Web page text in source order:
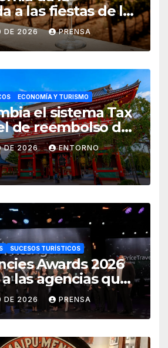
a las fiestas de la
DE 2026 PRENSA
ECONOMÍA Y TURISMO
el sistema Tax
de reembolso de
desde noviembre
DE 2026 ENTORNO
SUCESOS TURÍSTICOS
Awards 2026
las agencias que
crecimiento del
México
DE 2026 PRENSA